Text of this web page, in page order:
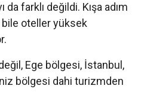
da farklı değildi. Kışa adım
bile oteller yüksek
Ege bölgesi, İstanbul,
bölgesi dahi turizmden